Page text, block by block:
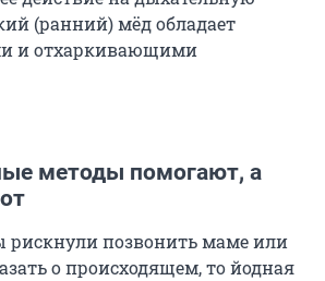
(ранний) мёд обладает
и отхаркивающими
методы помогают, а
рискнули позвонить маме или
о происходящем, то йодная